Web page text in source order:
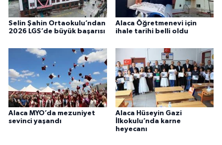
Selin Şahin Ortaokulu’ndan
2026 LGS’de büyük başarısı
Alaca Öğretmenevi için
ihale tarihi belli oldu
Alaca MYO’da mezuniyet
sevinci yaşandı
Alaca Hüseyin Gazi
İlkokulu’nda karne
heyecanı